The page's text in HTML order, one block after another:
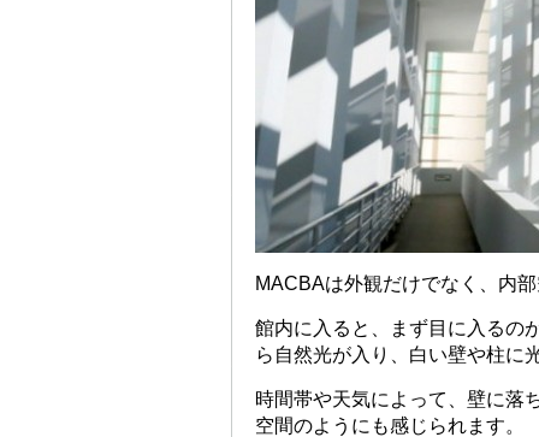
MACBAは外観だけでなく、内
館内に入ると、まず目に入るの
ら自然光が入り、白い壁や柱に
時間帯や天気によって、壁に落
空間のようにも感じられます。